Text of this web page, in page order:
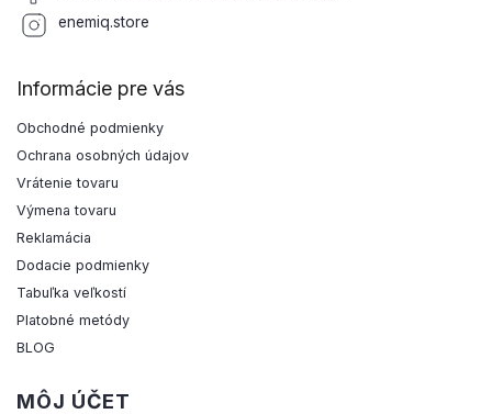
enemiq.store
Informácie pre vás
Obchodné podmienky
Ochrana osobných údajov
Vrátenie tovaru
Výmena tovaru
Reklamácia
Dodacie podmienky
Tabuľka veľkostí
Platobné metódy
BLOG
MÔJ ÚČET